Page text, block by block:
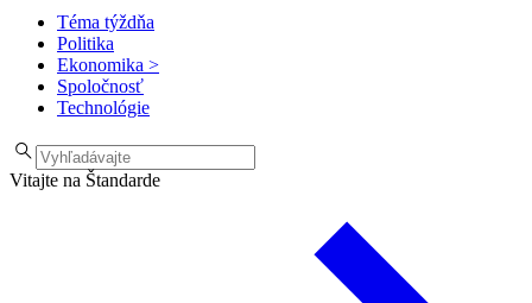
Téma týždňa
Politika
Ekonomika >
Spoločnosť
Technológie
Vitajte na Štandarde